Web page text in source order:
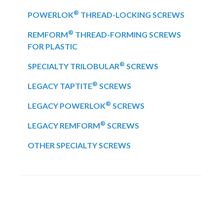
POWERLOK® THREAD-LOCKING SCREWS
REMFORM® THREAD-FORMING SCREWS
FOR PLASTIC
SPECIALTY TRILOBULAR® SCREWS
LEGACY TAPTITE® SCREWS
LEGACY POWERLOK® SCREWS
LEGACY REMFORM® SCREWS
OTHER SPECIALTY SCREWS